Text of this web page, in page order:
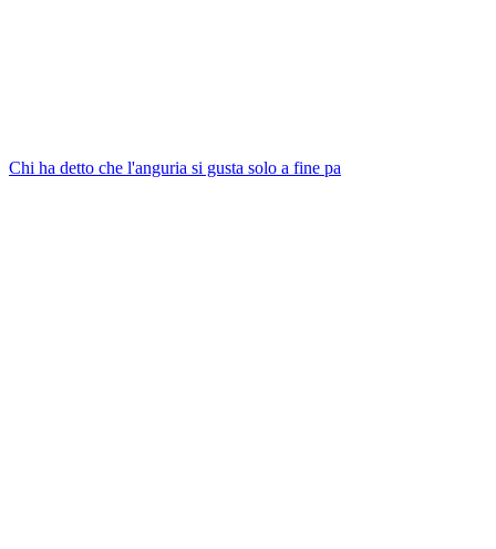
Chi ha detto che l'anguria si gusta solo a fine pa